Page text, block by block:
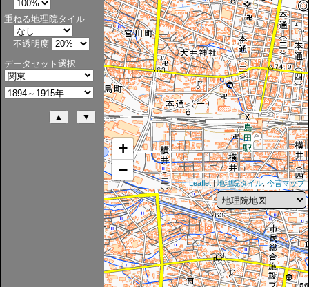
+
−
Leaflet|地理院タイル 今昔マップ
重ねる地理院タイル
不透明度
データセット選択